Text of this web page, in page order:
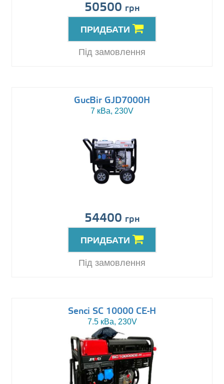
50500 грн
ПРИДБАТИ
Під замовлення
GucBir GJD7000H
7 кВа, 230V
54400 грн
ПРИДБАТИ
Під замовлення
Senci SC 10000 CE-H
7.5 кВа, 230V